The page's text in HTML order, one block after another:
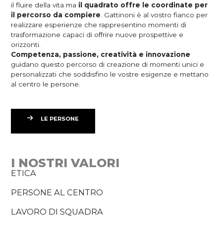
il fluire della vita ma il quadrato offre le coordinate per
il percorso da compiere . Gattinoni è al vostro fianco per
realizzare esperienze che rappresentino momenti di
trasformazione capaci di offrire nuove prospettive e
orizzonti.
Competenza, passione, creatività e innovazione
guidano questo percorso di creazione di momenti unici e
personalizzati che soddisfino le vostre esigenze e mettano
al centro le persone.
LE PERSONE
I NOSTRI VALORI
ETICA
PERSONE AL CENTRO
LAVORO DI SQUADRA